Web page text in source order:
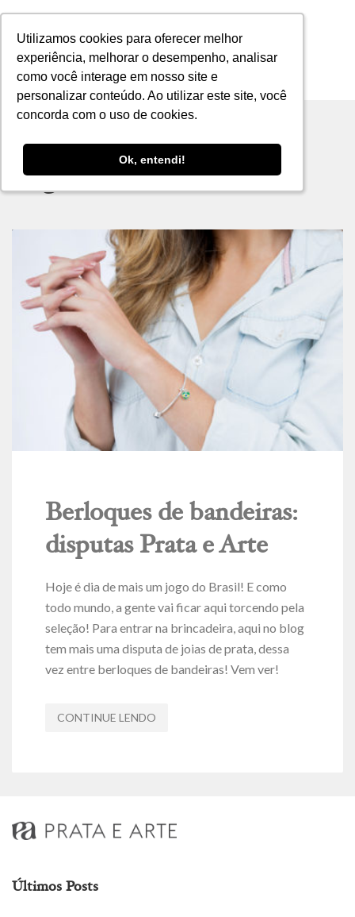
Utilizamos cookies para oferecer melhor
experiência, melhorar o desempenho, analisar
como você interage em nosso site e
personalizar conteúdo. Ao utilizar este site, você
concorda com o uso de cookies.
Ok, entendi!
Utilizamos cookies para oferecer melhor
experiência, melhorar o desempenho, analisar
como você interage em nosso site e
personalizar conteúdo. Ao utilizar este site, você
concorda com o uso de cookies.
Ok, entendi!
MENU
Tag archive: bandeiras
Berloques de bandeiras:
disputas Prata e Arte
Hoje é dia de mais um jogo do Brasil! E como
todo mundo, a gente vai ficar aqui torcendo pela
seleção! Para entrar na brincadeira, aqui no blog
tem mais uma disputa de joias de prata, dessa
vez entre berloques de bandeiras! Vem ver!
CONTINUE LENDO
Últimos Posts